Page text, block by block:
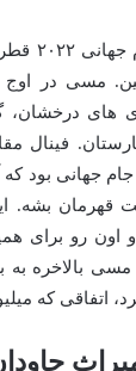
اما
مسی در
های
فینال
جام جهانی بود
قهرمان بشه.
رو برای
مسی بالاخره
اتفاقی که